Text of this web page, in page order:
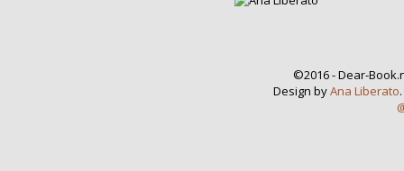
©2016 - Dear-
Design byAna Liberato